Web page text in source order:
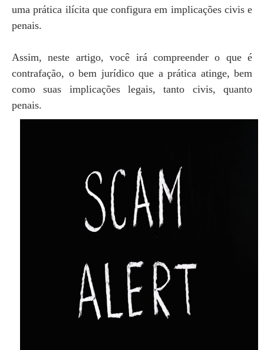
uma prática ilícita que configura em implicações civis e
penais.
Assim, neste artigo, você irá compreender o que é
contrafação, o bem jurídico que a prática atinge, bem
como suas implicações legais, tanto civis, quanto
penais.